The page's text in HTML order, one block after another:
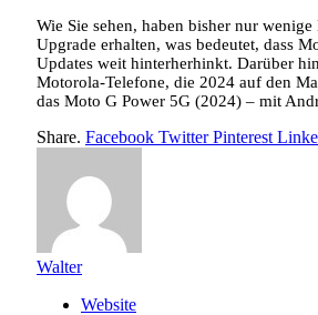
Wie Sie sehen, haben bisher nur
Upgrade erhalten, was bedeutet, dass
Updates weit hinterherhinkt. Darüber
Motorola-Telefone, die 2024 auf den
das Moto G Power 5G (2024) – mit
Share. Facebook Twitter Pinterest
Walter
Website